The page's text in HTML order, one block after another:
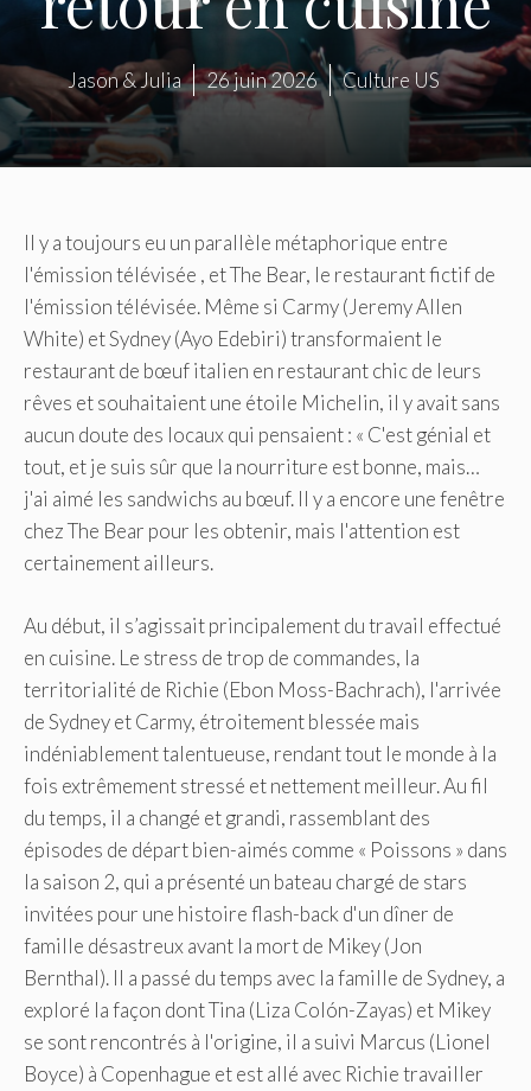
Jason & Julia 26 juin 2026 Culture US
Il y a toujours eu un parallèle métaphorique entre
l'émission télévisée , et The Bear, le restaurant fictif de
l'émission télévisée. Même si Carmy (Jeremy Allen
White) et Sydney (Ayo Edebiri) transformaient le
restaurant de bœuf italien en restaurant chic de leurs
rêves et souhaitaient une étoile Michelin, il y avait sans
aucun doute des locaux qui pensaient : « C'est génial et
tout, et je suis sûr que la nourriture est bonne, mais…
j'ai aimé les sandwichs au bœuf. Il y a encore une fenêtre
chez The Bear pour les obtenir, mais l'attention est
certainement ailleurs.
Au début, il s’agissait principalement du travail effectué
en cuisine. Le stress de trop de commandes, la
territorialité de Richie (Ebon Moss-Bachrach), l'arrivée
de Sydney et Carmy, étroitement blessée mais
indéniablement talentueuse, rendant tout le monde à la
fois extrêmement stressé et nettement meilleur. Au fil
du temps, il a changé et grandi, rassemblant des
épisodes de départ bien-aimés comme « Poissons » dans
la saison 2, qui a présenté un bateau chargé de stars
invitées pour une histoire flash-back d'un dîner de
famille désastreux avant la mort de Mikey (Jon
Bernthal). Il a passé du temps avec la famille de Sydney, a
exploré la façon dont Tina (Liza Colón-Zayas) et Mikey
se sont rencontrés à l'origine, il a suivi Marcus (Lionel
Boyce) à Copenhague et est allé avec Richie travailler